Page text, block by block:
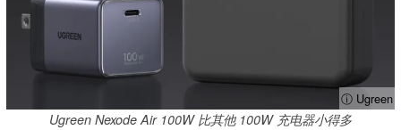
ⓘ Ugreen
Ugreen Nexode Air 100W 比其他 100W 充电器小得多